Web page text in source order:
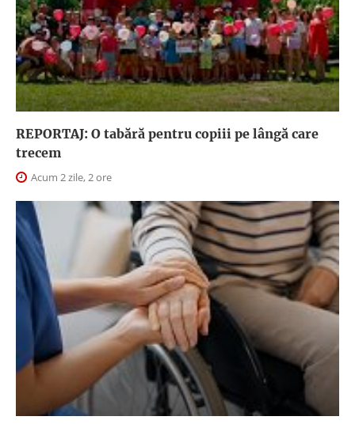
REPORTAJ: O tabără pentru copiii pe lângă care
trecem
Acum 2 zile, 2 ore